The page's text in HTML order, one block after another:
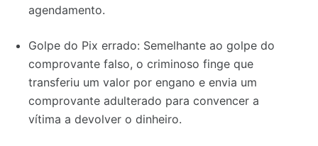
agendamento.
Golpe do Pix errado: Semelhante ao golpe do
comprovante falso, o criminoso finge que
transferiu um valor por engano e envia um
comprovante adulterado para convencer a
vítima a devolver o dinheiro.